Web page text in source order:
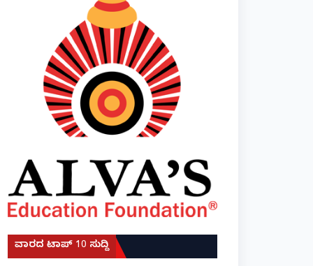
ವಾರದ ಟಾಪ್ 10 ಸುದ್ದಿ